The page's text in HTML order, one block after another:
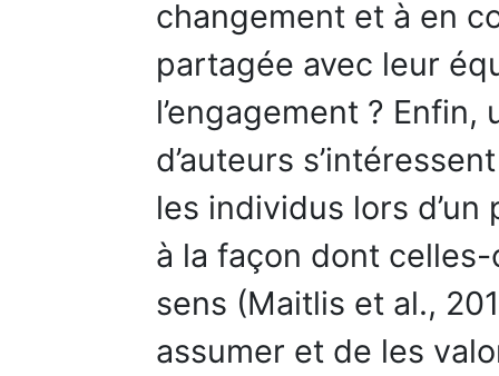
changement et à en
partagée avec leur
l’engagement ?
d’auteurs
les individus lors
à la façon dont
sens (Maitlis et al.,
assumer et de les